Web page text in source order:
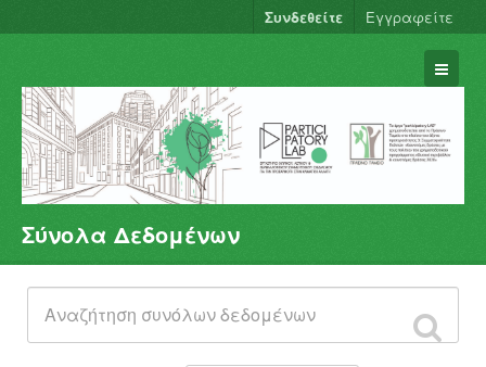
Συνδεθείτε Εγγραφείτε
Σύνολα Δεδομένων
Φορείς
Ομάδες
Σχετικά
Σύνολα Δεδομένων